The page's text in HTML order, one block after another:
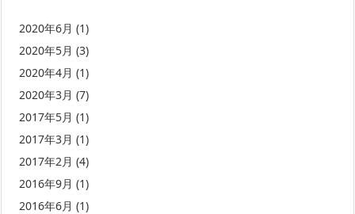
2020年6月 (1)
2020年5月 (3)
2020年4月 (1)
2020年3月 (7)
2017年5月 (1)
2017年3月 (1)
2017年2月 (4)
2016年9月 (1)
2016年6月 (1)